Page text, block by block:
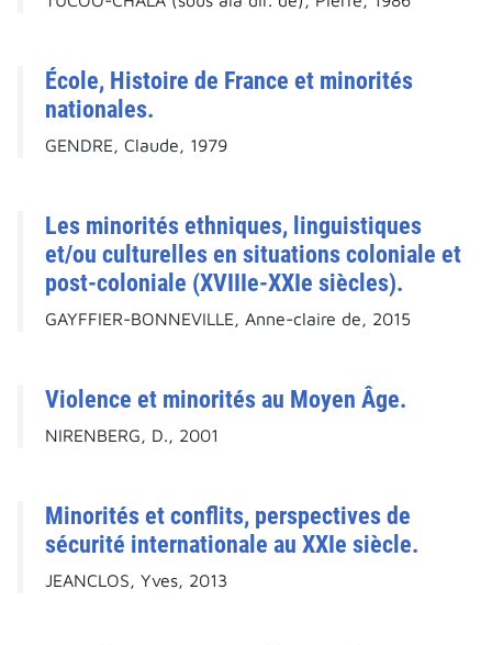
École, Histoire de France et minorités
nationales.
GENDRE, Claude, 1979
Les minorités ethniques, linguistiques
et/ou culturelles en situations coloniale et
post-coloniale (XVIIIe-XXIe siècles).
GAYFFIER-BONNEVILLE, Anne-claire de, 2015
Violence et minorités au Moyen Âge.
NIRENBERG, D., 2001
Minorités et conflits, perspectives de
sécurité internationale au XXIe siècle.
JEANCLOS, Yves, 2013